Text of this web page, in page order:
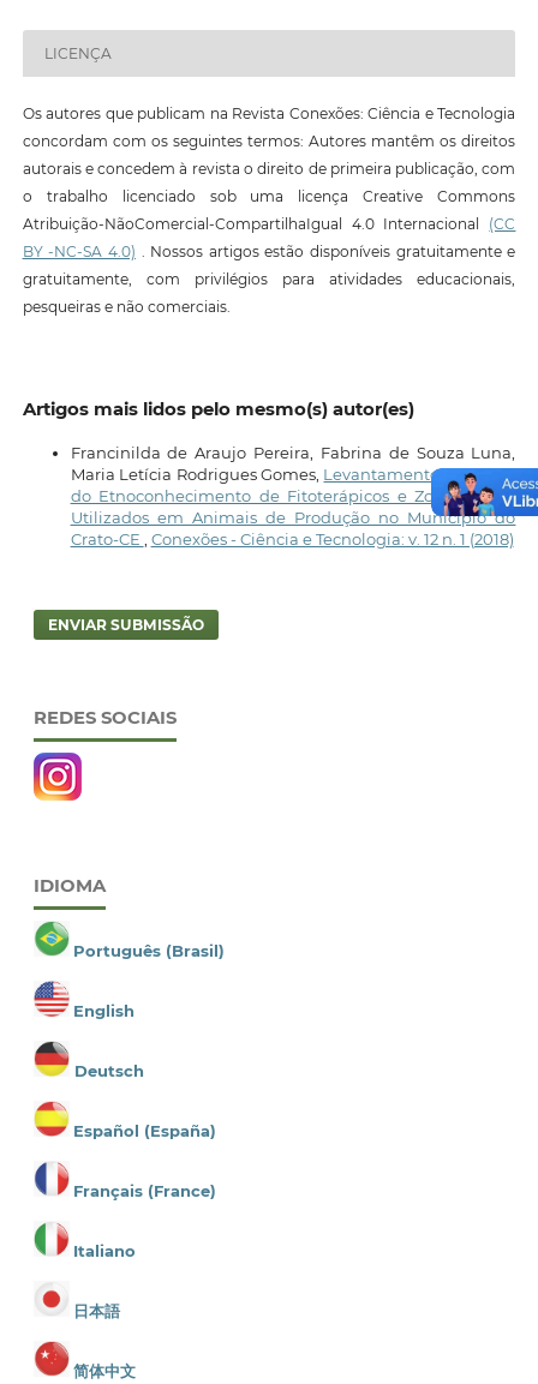
LICENÇA
Os autores que publicam na Revista Conexões: Ciência e Tecnologia
concordam com os seguintes termos: Autores mantêm os direitos
autorais e concedem à revista o direito de primeira publicação, com
o trabalho licenciado sob uma licença Creative Commons
Atribuição-NãoComercial-CompartilhaIgual 4.0 Internacional (CC
BY -NC-SA 4.0) . Nossos artigos estão disponíveis gratuitamente e
gratuitamente, com privilégios para atividades educacionais,
pesqueiras e não comerciais.
Artigos mais lidos pelo mesmo(s) autor(es)
Francinilda de Araujo Pereira, Fabrina de Souza Luna,
Maria Letícia Rodrigues Gomes, Levantamento e Análise
do Etnoconhecimento de Fitoterápicos e Zooterápicos
Utilizados em Animais de Produção no Município do
Crato-CE , Conexões - Ciência e Tecnologia: v. 12 n. 1 (2018)
ENVIAR SUBMISSÃO
REDES SOCIAIS
IDIOMA
Português (Brasil)
English
Deutsch
Español (España)
Français (France)
Italiano
日本語
简体中文